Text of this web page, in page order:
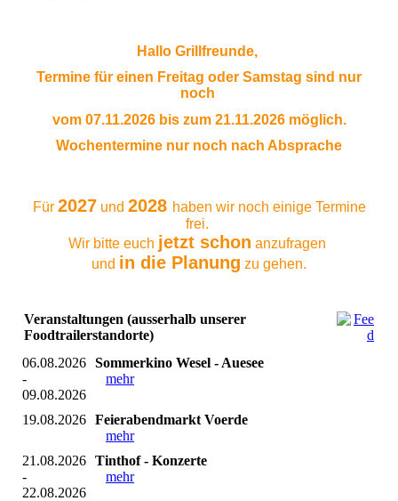
Hallo Grillfreunde,
Termine für einen Freitag oder Samstag sind nur
noch
vom 07.11.2026 bis zum 21.11.2026 möglich.
Wochentermine nur noch nach Absprache
Für 2027 und 2028 haben wir noch einige Termine
frei.
Wir bitte euch jetzt schon anzufragen
und in die Planung zu gehen.
Veranstaltungen (ausserhalb unserer
Foodtrailerstandorte)
06.08.2026
-
09.08.2026
Sommerkino Wesel - Auesee
mehr
19.08.2026 Feierabendmarkt Voerde
mehr
21.08.2026
-
22.08.2026
Tinthof - Konzerte
mehr